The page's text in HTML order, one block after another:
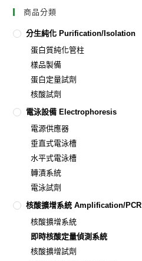
商品分類
分生純化 Purification/Isolation
蛋白質純化管柱
樣品製備
蛋白定量試劑
核酸試劑
電泳設備 Electrophoresis
電源供應器
垂直式電泳槽
水平式電泳槽
轉漬系統
電泳試劑
核酸擴增系統 Amplification/PCR
核酸擴增系統
即時核酸定量偵測系統
核酸擴增試劑